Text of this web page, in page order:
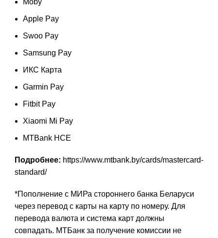
Moby
Apple Pay
Swoo Pay
Samsung Pay
ИКС Карта
Garmin Pay
Fitbit Pay
Xiaomi Mi Pay
MTBank HCE
Подробнее: https://www.mtbank.by/cards/mastercard-
standard/
*Пополнение с МИРа стороннего банка Беларуси
через перевод с карты на карту по номеру. Для
перевода валюта и система карт должны
совпадать. МТБанк за получение комиссии не